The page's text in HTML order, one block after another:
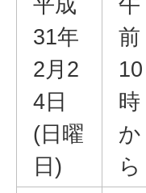
31年
2月2
4日
(日曜
日)
前
10
時
か
ら